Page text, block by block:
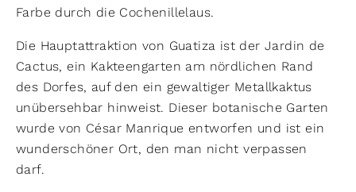
Farbe durch die Cochenillelaus.
Die Hauptattraktion von Guatiza ist der Jardin de
Cactus, ein Kakteengarten am nördlichen Rand
des Dorfes, auf den ein gewaltiger Metallkaktus
unübersehbar hinweist. Dieser botanische Garten
wurde von César Manrique entworfen und ist ein
wunderschöner Ort, den man nicht verpassen
darf.